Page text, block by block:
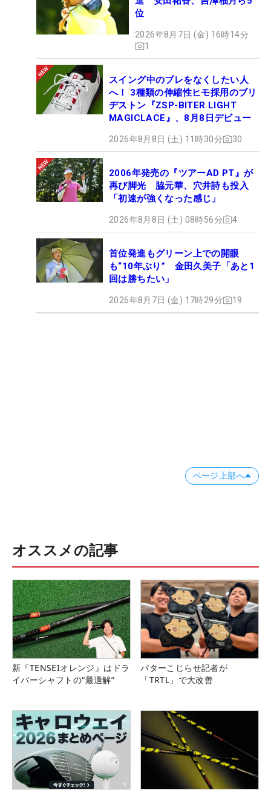
位
2026年8月7日 (金) 16時14分
1
スイング中のブレをなくしたい人
へ！ 3種類の伸縮性ヒモ採用のブリ
ヂストン『ZSP-BITER LIGHT
MAGICLACE』、8月8日デビュー
2026年8月8日 (土) 11時30分 30
2006年発売の『ツアーAD PT』が
再び脚光 脇元華、穴井詩も投入
「初速が強くなった感じ」
2026年8月8日 (土) 08時56分 4
首位発進もグリーン上での開眼
も“10年ぶり” 金田久美子「あと1
回は勝ちたい」
2026年8月7日 (金) 17時29分 19
ページ上部へ
オススメの記事
新『TENSEIオレンジ』はドラ
イバーシャフトの“最適解”
パターこじらせ記者が
「TRTL」で大改善